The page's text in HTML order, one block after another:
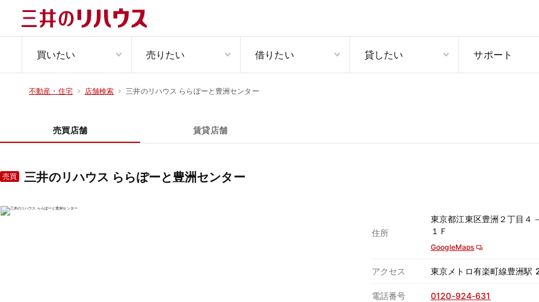
買いたい 売りたい 借りたい 貸したい サポート
不動産・住宅 店舗検索 三井のリハウス ららぽーと豊洲センター
売買店舗 賃貸店舗
売買 三井のリハウス ららぽーと豊洲センター
住所
東京都江東区豊洲２丁目
１Ｆ
GoogleMaps
アクセス 東京メトロ有楽町線豊洲
電話番号 0120-924-631